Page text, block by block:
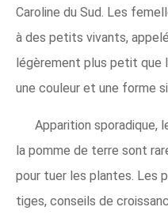
Caroline du Sud. Les
à des petits vivants,
légèrement plus petit que
une couleur et une forme
Apparition sporadique,
la pomme de terre sont
pour tuer les plantes. Les
tiges, conseils de